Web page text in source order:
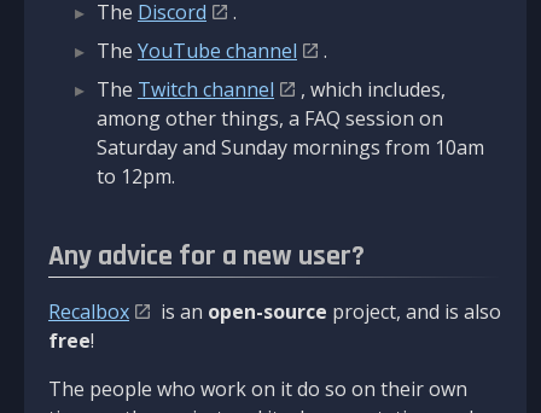
The Discord
.
The YouTube channel
.
The Twitch channel
, which includes,
among other things, a FAQ session on
Saturday and Sunday mornings from 10am
to 12pm.
Any advice for a new user?
Recalbox is an open-source project, and is also
free!
The people who work on it do so on their own